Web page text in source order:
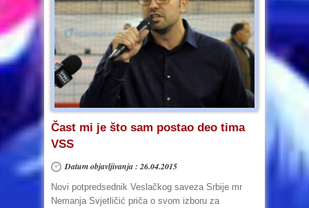
Čast mi je što sam postao deo tima
VSS
Datum objavljivanja : 26.04.2015
Novi potpredsednik Veslačkog saveza Srbije mr
Nemanja Svjetličić priča o svom izboru za